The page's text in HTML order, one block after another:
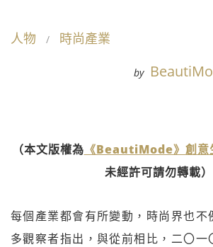
人物 時尚產業
by
（本文版權為 《BeautiMode》創意
未經許可請勿轉載）
每個產業都會有所變動，時尚界也不
多觀察者指出，與從前相比，二〇一